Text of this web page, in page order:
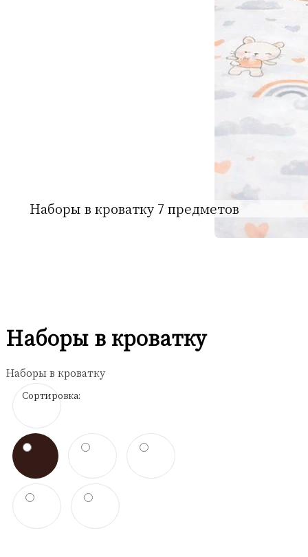
Наборы в кроватку 7 предметов
Наборы в кроватку
Наборы в кроватку
Сортировка: